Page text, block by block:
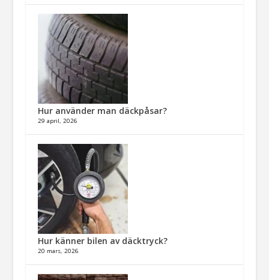
Hur använder man däckpåsar?
29 april, 2026
Hur känner bilen av däcktryck?
20 mars, 2026